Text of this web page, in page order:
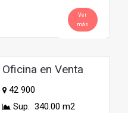
Ver
más
Oficina en Venta
42 900
Sup. 340.00 m2